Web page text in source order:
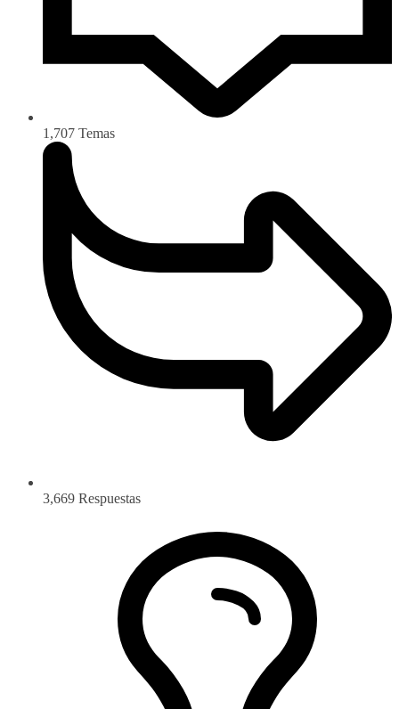
1,707 Temas
3,669 Respuestas